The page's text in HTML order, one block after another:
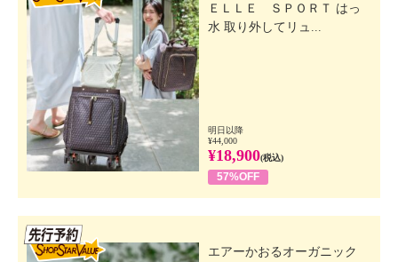
ＥＬＬＥ ＳＰＯＲＴ はっ
水 取り外してリュ...
明日以降
¥44,000
¥18,900(税込)
57%OFF
エアーかおるオーガニック